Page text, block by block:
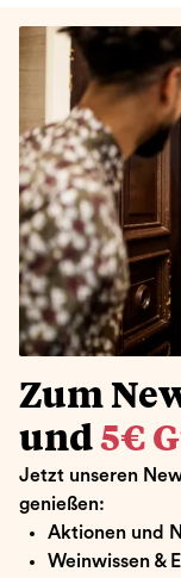
Zum
und 5€
Jetzt unseren
genießen:
Aktionen und
Weinwissen &